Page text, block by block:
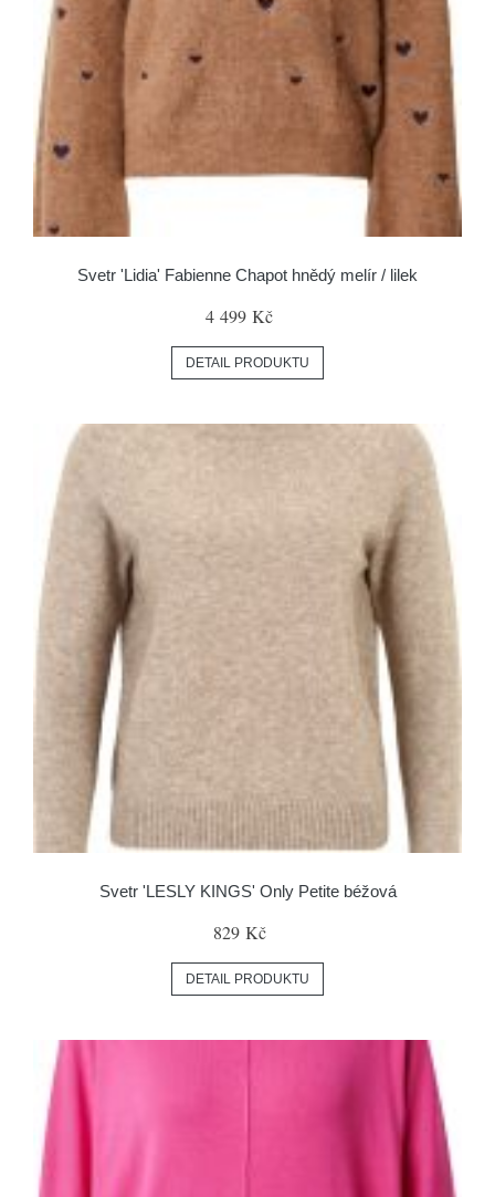
Svetr 'Lidia' Fabienne Chapot hnědý melír / lilek
4 499 Kč
DETAIL PRODUKTU
Svetr 'LESLY KINGS' Only Petite béžová
829 Kč
DETAIL PRODUKTU